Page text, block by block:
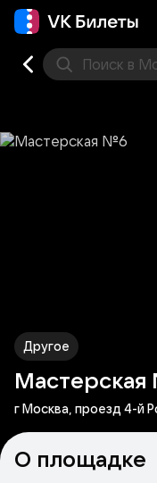
Поиск в
Другое
г Москва, проезд 4-й
О площадке